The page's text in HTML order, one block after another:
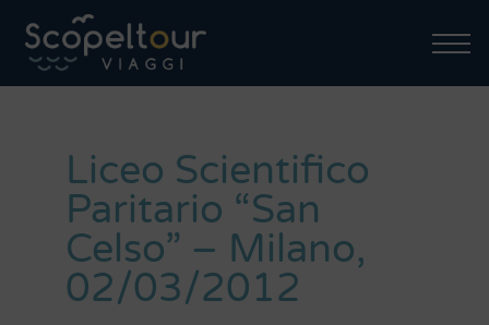
Liceo Scientifico
Paritario “San
Celso” – Milano,
02/03/2012